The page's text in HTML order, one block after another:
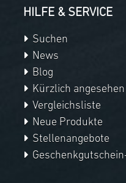
HILFE & SERVICE
Suchen
News
Blog
Kürzlich angesehen
Vergleichsliste
Neue Produkte
Stellenangebote